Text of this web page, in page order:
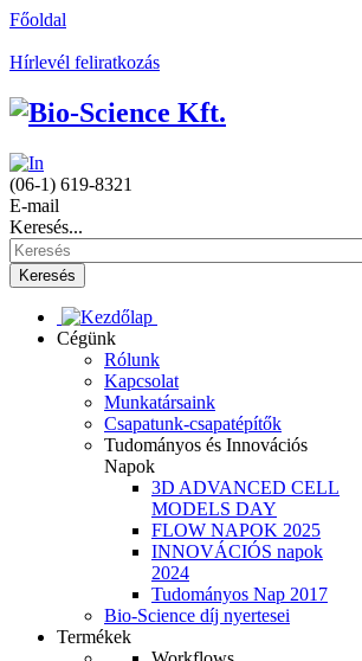
Főoldal
Hírlevél feliratkozás
(06-1) 619-8321
E-mail
Keresés...
Keresés
Cégünk
Rólunk
Kapcsolat
Munkatársaink
Csapatunk-csapatépítők
Tudományos és Innovációs
Napok
3D ADVANCED CELL
MODELS DAY
FLOW NAPOK 2025
INNOVÁCIÓS napok
2024
Tudományos Nap 2017
Bio-Science díj nyertesei
Termékek